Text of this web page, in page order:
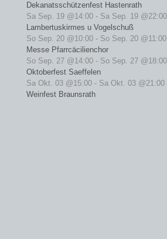
Dekanatsschützenfest Hastenrath
Sa Sep. 19 @14:00- Sa Sep. 19 @22:00
Lambertuskirmes u Vogelschuß
So Sep. 20 @10:00- So Sep. 20 @11:00
Messe Pfarrcäcilienchor
So Sep. 27 @14:00- So Sep. 27 @18:00
Oktoberfest Saeffelen
Sa Okt. 03 @15:00- Sa Okt. 03 @21:00
Weinfest Braunsrath